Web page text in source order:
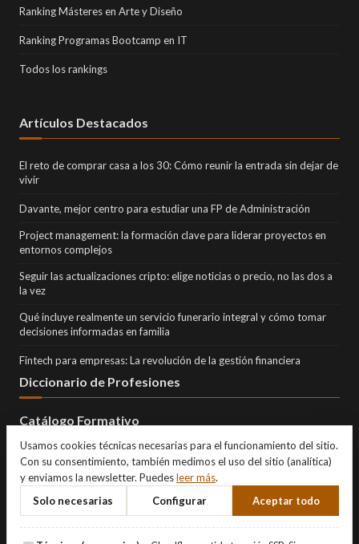
Ranking Másteres en Arte y Diseño
Ranking Programas Bootcamp en IT
Todos los rankings
Artículos Destacados
El reto de comprar casa a los 30: Cómo reunir la entrada sin dejar de
vivir
Davante, mejor centro para estudiar una FP de Administración
Project management: la formación clave para liderar proyectos en
entornos complejos
Seguir las actualizaciones cripto: elige noticias o precio, no las dos a
la vez
Qué incluye realmente un servicio funerario integral y cómo tomar
decisiones informadas en familia
Fintech para empresas: La revolución de la gestión financiera
Diccionario de Profesiones
Catálogo Formativo
Usamos cookies técnicas necesarias para el funcionamiento del sitio.
Con su consentimiento, también medimos el uso del sitio (analítica)
y enviamos la newsletter. Puedesleer más.
Solo necesarias
Configurar Aceptar todo